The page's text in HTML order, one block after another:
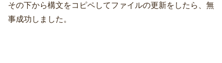
その下から構文をコピペしてファイルの更新をしたら、無
事成功しました。